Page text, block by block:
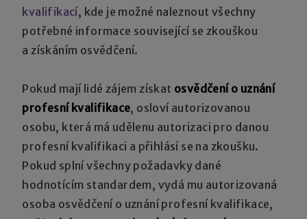
kvalifikací, kde je možné naleznout všechny
potřebné informace související se zkouškou
a získáním osvědčení.
Pokud mají lidé zájem získat osvědčení o uznání
profesní kvalifikace, osloví autorizovanou
osobu, která má udělenu autorizaci pro danou
profesní kvalifikaci a přihlásí se na zkoušku.
Pokud splní všechny požadavky dané
hodnotícím standardem, vydá mu autorizovaná
osoba osvědčení o uznání profesní kvalifikace,